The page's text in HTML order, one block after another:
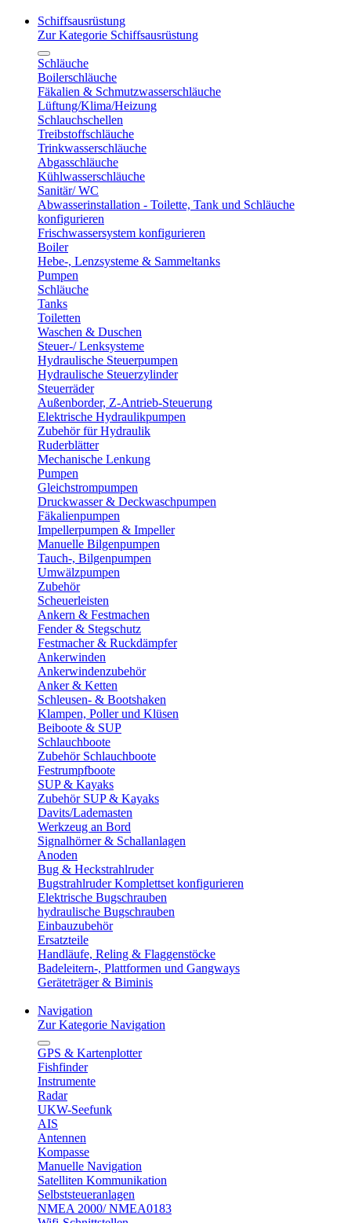
Schiffsausrüstung
Zur Kategorie Schiffsausrüstung
Schläuche
Boilerschläuche
Fäkalien & Schmutzwasserschläuche
Lüftung/Klima/Heizung
Schlauchschellen
Treibstoffschläuche
Trinkwasserschläuche
Abgasschläuche
Kühlwasserschläuche
Sanitär/ WC
Abwasserinstallation - Toilette, Tank und Schläuche
konfigurieren
Frischwassersystem konfigurieren
Boiler
Hebe-, Lenzsysteme & Sammeltanks
Pumpen
Schläuche
Tanks
Toiletten
Waschen & Duschen
Steuer-/ Lenksysteme
Hydraulische Steuerpumpen
Hydraulische Steuerzylinder
Steuerräder
Außenborder, Z-Antrieb-Steuerung
Elektrische Hydraulikpumpen
Zubehör für Hydraulik
Ruderblätter
Mechanische Lenkung
Pumpen
Gleichstrompumpen
Druckwasser & Deckwaschpumpen
Fäkalienpumpen
Impellerpumpen & Impeller
Manuelle Bilgenpumpen
Tauch-, Bilgenpumpen
Umwälzpumpen
Zubehör
Scheuerleisten
Ankern & Festmachen
Fender & Stegschutz
Festmacher & Ruckdämpfer
Ankerwinden
Ankerwindenzubehör
Anker & Ketten
Schleusen- & Bootshaken
Klampen, Poller und Klüsen
Beiboote & SUP
Schlauchboote
Zubehör Schlauchboote
Festrumpfboote
SUP & Kayaks
Zubehör SUP & Kayaks
Davits/Lademasten
Werkzeug an Bord
Signalhörner & Schallanlagen
Anoden
Bug & Heckstrahlruder
Bugstrahlruder Komplettset konfigurieren
Elektrische Bugschrauben
hydraulische Bugschrauben
Einbauzubehör
Ersatzteile
Handläufe, Reling & Flaggenstöcke
Badeleitern-, Plattformen und Gangways
Geräteträger & Biminis
Navigation
Zur Kategorie Navigation
GPS & Kartenplotter
Fishfinder
Instrumente
Radar
UKW-Seefunk
AIS
Antennen
Kompasse
Manuelle Navigation
Satelliten Kommunikation
Selbststeueranlagen
NMEA 2000/ NMEA0183